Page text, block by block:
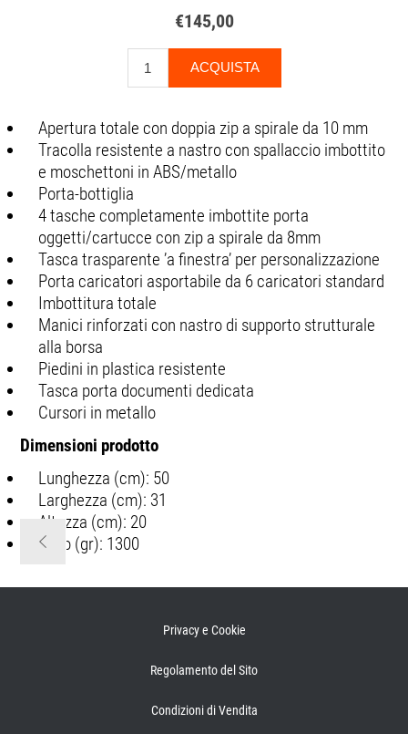
€145,00
Apertura totale con doppia zip a spirale da 10 mm
Tracolla resistente a nastro con spallaccio imbottito
e moschettoni in ABS/metallo
Porta-bottiglia
4 tasche completamente imbottite porta
oggetti/cartucce con zip a spirale da 8mm
Tasca trasparente ’a finestra’ per personalizzazione
Porta caricatori asportabile da 6 caricatori standard
Imbottitura totale
Manici rinforzati con nastro di supporto strutturale
alla borsa
Piedini in plastica resistente
Tasca porta documenti dedicata
Cursori in metallo
Dimensioni prodotto
Lunghezza (cm): 50
Larghezza (cm): 31
Altezza (cm): 20
Peso (gr): 1300
Privacy e Cookie
Regolamento del Sito
Condizioni di Vendita